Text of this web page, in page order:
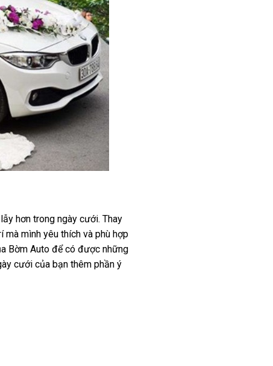
hơn trong ngày cưới. Thay
mà mình yêu thích và phù hợp
Bờm Auto để có được những
cưới của bạn thêm phần ý